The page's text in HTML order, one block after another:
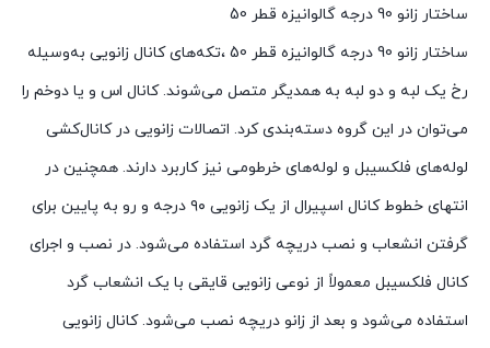
ساختار زانو 90 درجه گالوانیزه قطر 50
ساختار زانو 90 درجه گالوانیزه قطر 50 ،تکه‌های کانال زانویی به‌وسیله
رخ یک لبه و دو لبه به همدیگر متصل می‌شوند. کانال اس و یا دوخم را
می‌توان در این گروه دسته‌بندی کرد. اتصالات زانویی در کانال‌کشی
لوله‌های فلکسیبل و لوله‌های خرطومی نیز کاربرد دارند. همچنین در
انتهای خطوط کانال اسپیرال از یک زانویی ۹۰ درجه و رو به پایین برای
گرفتن انشعاب و نصب دریچه گرد استفاده می‌شود. در نصب و اجرای
کانال فلکسیبل معمولاً از نوعی زانویی قایقی با یک انشعاب گرد
استفاده می‌شود و بعد از زانو دریچه نصب می‌شود. کانال زانویی